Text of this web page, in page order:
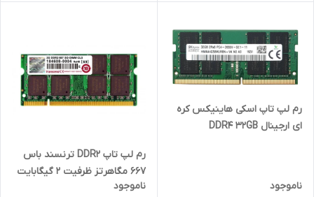
رم لپ تاپ اسکی هاینیکس کره
ای ارجینال DDR4 32GB
ناموجود
رم لپ تاپ DDR2 ترنسند باس
667 مگاهرتز ظرفیت 2 گیگابایت
ناموجود